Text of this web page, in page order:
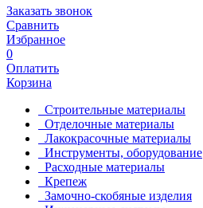
Заказать звонок
Сравнить
Избранное
0
Оплатить
Корзина
Строительные материалы
Отделочные материалы
Лакокрасочные материалы
Инструменты, оборудование
Расходные материалы
Крепеж
Замочно-скобяные изделия